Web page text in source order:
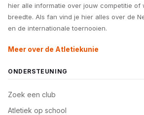
hier alle informatie over jouw competitie of
breedte. Als fan vind je hier alles over de
en de internationale toernooien.
Meer over de Atletiekunie
ONDERSTEUNING
Zoek een club
Atletiek op school